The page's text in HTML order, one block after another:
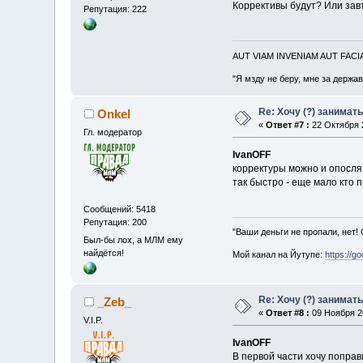
Репутация: 222
Коррективы будут? Или
AUT VIAM INVENIAM AUT
"Я мзду не беру, мне за
Onkel
Гл. модератор
Сообщений: 5418
Репутация: 200
Был-бы лох, а МЛМ ему
найдётся!
Re: Хочу (?)
«Ответ #7 : 22 Октября
IvanOFF
корректуры можно и
так быстро - еще мало кто
"Ваши деньги не пропали, нет!
Мой канал на Йутупе: https://
_Zeb_
V.I.P.
Re: Хочу (?)
«Ответ #8 : 09 Ноября
IvanOFF
В первой части хочу